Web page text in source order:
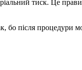
тиск. Це
бо після